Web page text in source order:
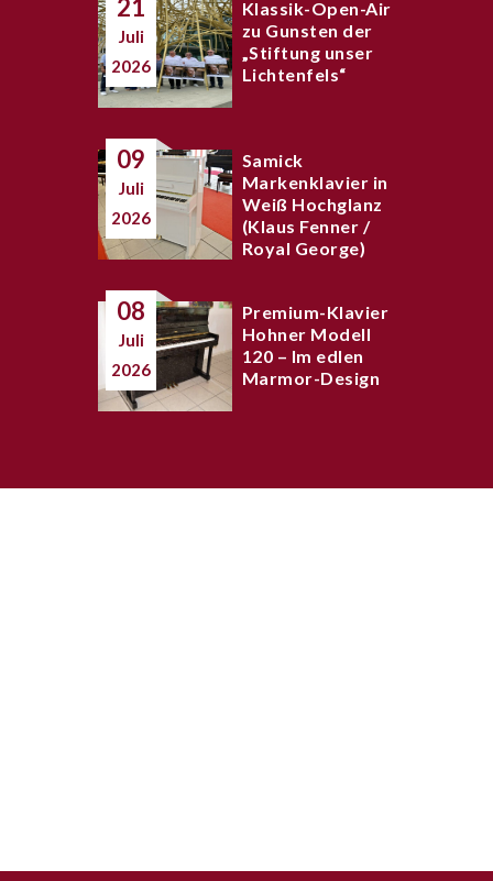
21
Juli
2026
Klassik-Open-Air
zu Gunsten der
„Stiftung unser
Lichtenfels“
09
Juli
2026
Samick
Markenklavier in
Weiß Hochglanz
(Klaus Fenner /
Royal George)
08
Juli
2026
Premium-Klavier
Hohner Modell
120 – Im edlen
Marmor-Design